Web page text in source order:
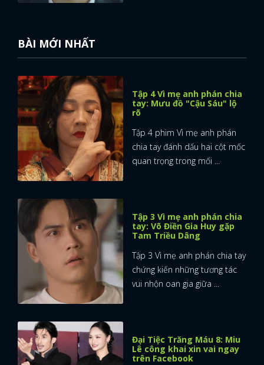
BÀI MỚI NHẤT
Tập 4 Vì mẹ anh phán chia
tay: Mưu đồ "Cậu Sáu" lộ
rõ
Tập 4 phim Vì mẹ anh phán
chia tay đánh dấu hai cột mốc
quan trọng trong mối ...
Tập 3 Vì mẹ anh phán chia
tay: Võ Điền Gia Huy gặp
Tam Triều Dâng
Tập 3 Vì mẹ anh phán chia tay
chứng kiến những tương tác
vui nhộn oan gia giữa ...
Đại Tiệc Trăng Máu 8: Miu
Lê công khai xin vai ngay
trên Facebook